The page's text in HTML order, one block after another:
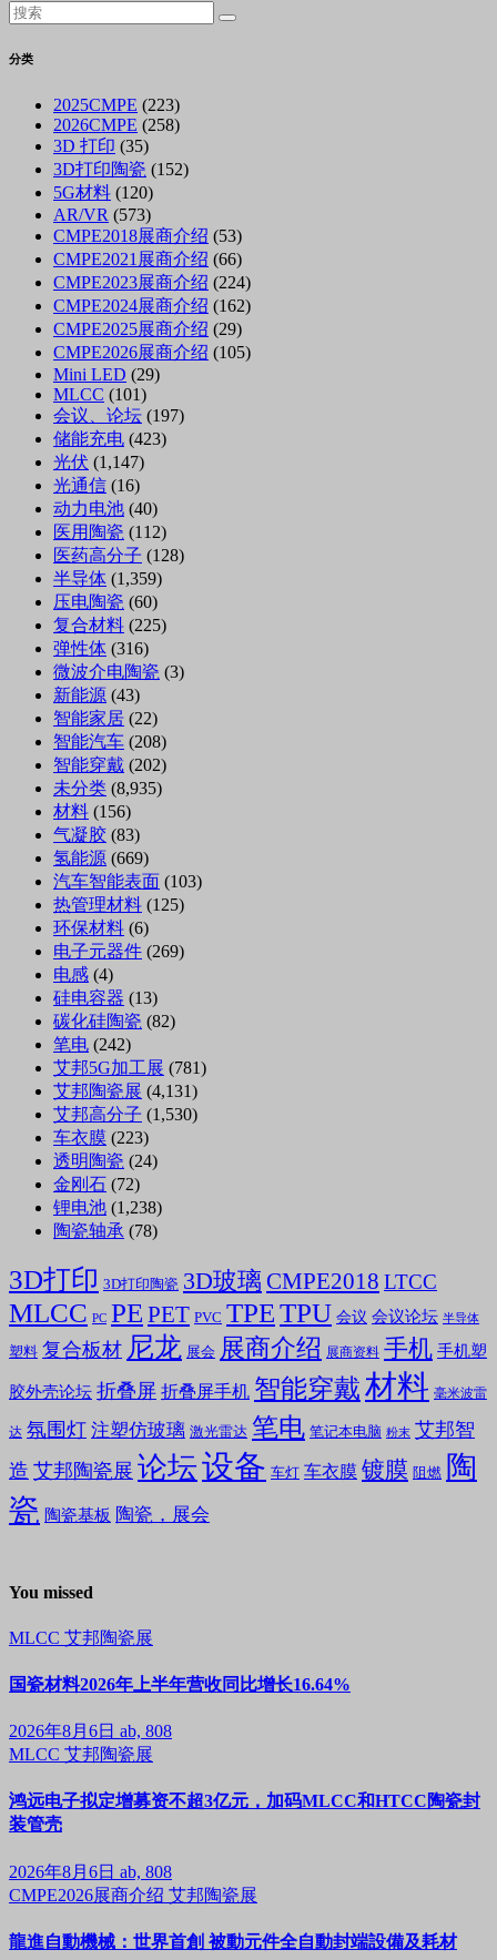
分类
2025CMPE (223)
2026CMPE (258)
3D 打印 (35)
3D打印陶瓷 (152)
5G材料 (120)
AR/VR (573)
CMPE2018展商介绍 (53)
CMPE2021展商介绍 (66)
CMPE2023展商介绍 (224)
CMPE2024展商介绍 (162)
CMPE2025展商介绍 (29)
CMPE2026展商介绍 (105)
Mini LED (29)
MLCC (101)
会议、论坛 (197)
储能充电 (423)
光伏 (1,147)
光通信 (16)
动力电池 (40)
医用陶瓷 (112)
医药高分子 (128)
半导体 (1,359)
压电陶瓷 (60)
复合材料 (225)
弹性体 (316)
微波介电陶瓷 (3)
新能源 (43)
智能家居 (22)
智能汽车 (208)
智能穿戴 (202)
未分类 (8,935)
材料 (156)
气凝胶 (83)
氢能源 (669)
汽车智能表面 (103)
热管理材料 (125)
环保材料 (6)
电子元器件 (269)
电感 (4)
硅电容器 (13)
碳化硅陶瓷 (82)
笔电 (242)
艾邦5G加工展 (781)
艾邦陶瓷展 (4,131)
艾邦高分子 (1,530)
车衣膜 (223)
透明陶瓷 (24)
金刚石 (72)
锂电池 (1,238)
陶瓷轴承 (78)
3D打印 3D打印陶瓷 3D玻璃 CMPE2018 LTCC
MLCC PC PE PET PVC TPETPU 会议 会议论坛 半导体
塑料 复合板材 尼龙 展会 展商介绍 展商资料 手机 手机塑
胶外壳论坛 折叠屏 折叠屏手机 智能穿戴材料 毫米波雷
达 氛围灯 注塑仿玻璃 激光雷达 笔电 笔记本电脑 粉末 艾邦智
造 艾邦陶瓷展 论坛设备 车灯 车衣膜 镀膜 阻燃 陶
瓷 陶瓷基板 陶瓷，展会
You missed
MLCC 艾邦陶瓷展
国瓷材料2026年上半年营收同比增长16.64%
2026年8月6日 ab, 808
MLCC 艾邦陶瓷展
鸿远电子拟定增募资不超3亿元，加码MLCC和HTCC陶瓷封
装管壳
2026年8月6日 ab, 808
CMPE2026展商介绍 艾邦陶瓷展
龍進自動機械：世界首創 被動元件全自動封端設備及耗材